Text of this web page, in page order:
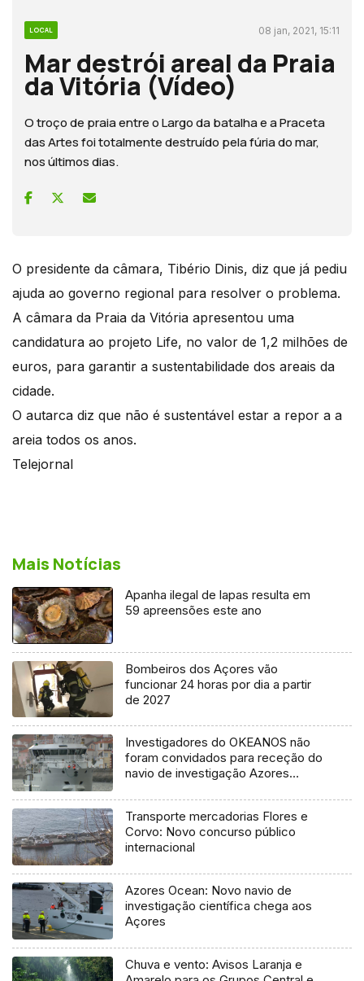
LOCAL 08 jan, 2021, 15:11
Mar destrói areal da Praia
da Vitória (Vídeo)
O troço de praia entre o Largo da batalha e a Praceta
das Artes foi totalmente destruído pela fúria do mar,
nos últimos dias.
O presidente da câmara, Tibério Dinis, diz que já pediu
ajuda ao governo regional para resolver o problema.
A câmara da Praia da Vitória apresentou uma
candidatura ao projeto Life, no valor de 1,2 milhões de
euros, para garantir a sustentabilidade dos areais da
cidade.
O autarca diz que não é sustentável estar a repor a a
areia todos os anos.
Telejornal
Mais Notícias
Apanha ilegal de lapas resulta em
59 apreensões este ano
Bombeiros dos Açores vão
funcionar 24 horas por dia a partir
de 2027
Investigadores do OKEANOS não
foram convidados para receção do
navio de investigação Azores
Transporte mercadorias Flores e
Corvo: Novo concurso público
internacional
Azores Ocean: Novo navio de
investigação científica chega aos
Açores
Chuva e vento: Avisos Laranja e